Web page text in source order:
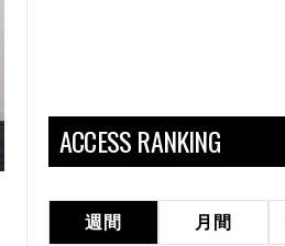
ACCESS RANKING
週間 月間